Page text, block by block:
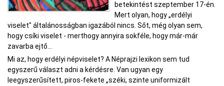
betekintést szeptember 17-én.
Mert olyan, hogy „erdélyi
viselet" általánosságban igazából nincs. Sőt, még olyan sem,
hogy csíki viselet - merthogy annyira sokféle, hogy már-már
zavarba ejtő...
Mi az, hogy erdélyi népviselet? A Néprajzi lexikon sem tud
egyszerű választ adni a kérdésre. Van ugyan egy
leegyszerűsített, piros-fekete „széki, szinte uniformizált